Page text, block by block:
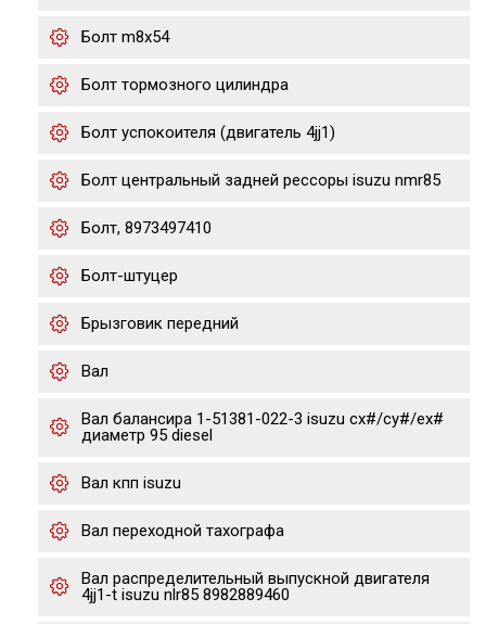
Болт m8x54
Болт тормозного цилиндра
Болт успокоителя (двигатель 4jj1)
Болт центральный задней рессоры isuzu nmr85
Болт, 8973497410
Болт-штуцер
Брызговик передний
Вал
Вал балансира 1-51381-022-3 isuzu cx#/cy#/ex#
диаметр 95 diesel
Вал кпп isuzu
Вал переходной тахографа
Вал распределительный выпускной двигателя
4jj1-t isuzu nlr85 8982889460